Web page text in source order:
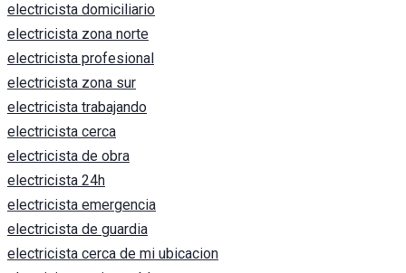
electricista domiciliario
electricista zona norte
electricista profesional
electricista zona sur
electricista trabajando
electricista cerca
electricista de obra
electricista 24h
electricista emergencia
electricista de guardia
electricista cerca de mi ubicacion